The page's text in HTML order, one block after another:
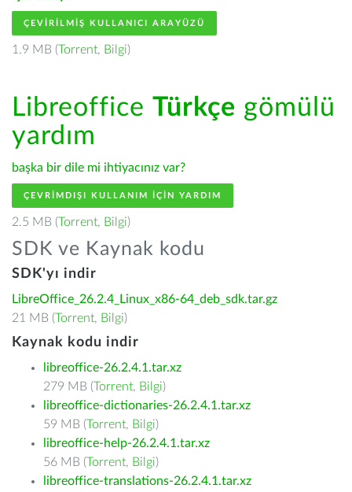
ÇEVIRILMIŞ KULLANICI ARAYÜZÜ
1.9 MB (Torrent, Bilgi)
Libreoffice Türkçe gömülü
yardım
başka bir dile mi ihtiyacınız var?
ÇEVRIMDIŞI KULLANIM IÇIN YARDIM
2.5 MB (Torrent, Bilgi)
SDK ve Kaynak kodu
SDK'yı indir
LibreOffice_26.2.4_Linux_x86-64_deb_sdk.tar.gz
21 MB (Torrent, Bilgi)
Kaynak kodu indir
libreoffice-26.2.4.1.tar.xz
279 MB (Torrent, Bilgi)
libreoffice-dictionaries-26.2.4.1.tar.xz
59 MB (Torrent, Bilgi)
libreoffice-help-26.2.4.1.tar.xz
56 MB (Torrent, Bilgi)
libreoffice-translations-26.2.4.1.tar.xz